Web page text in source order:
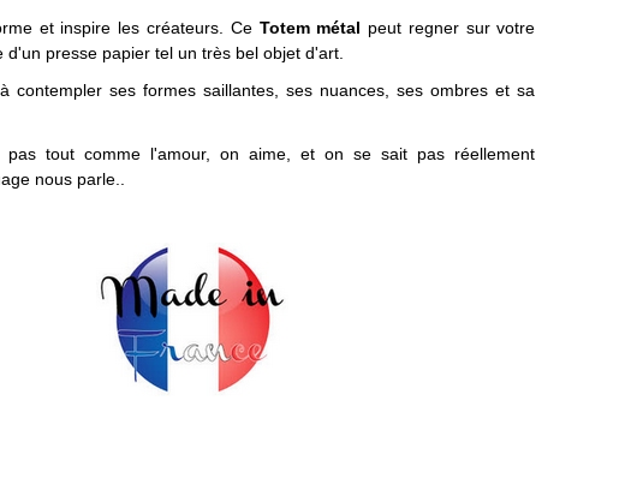
et inspire les créateurs. Ce Totem métal peut regner sur votre
d'un presse papier tel un très bel objet d'art.
contempler ses formes saillantes, ses nuances, ses ombres et sa
pas tout comme l'amour, on aime, et on se sait pas réellement
nous parle..